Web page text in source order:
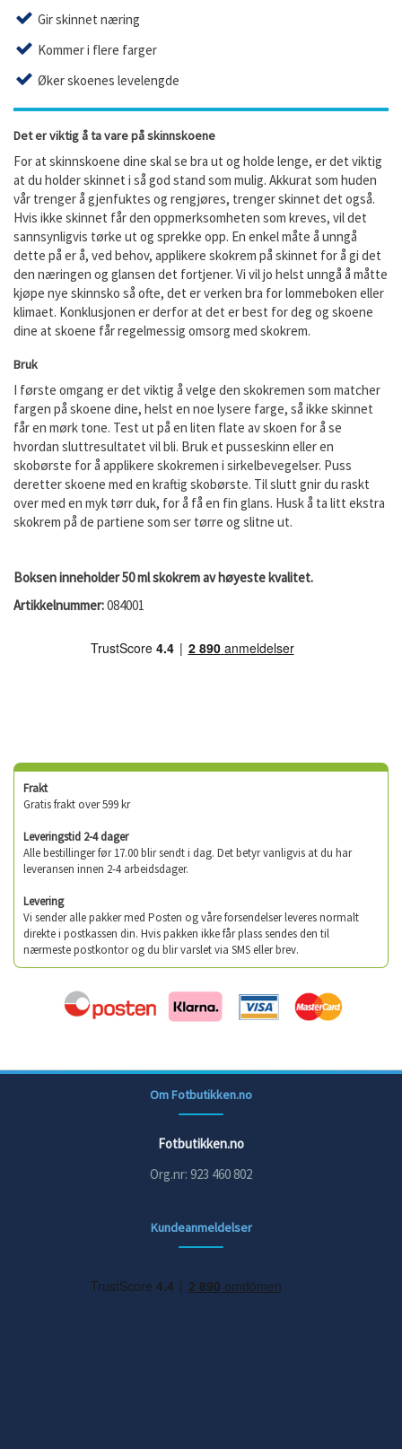
Gir skinnet næring
Kommer i flere farger
Øker skoenes levelengde
Det er viktig å ta vare på skinnskoene
For at skinnskoene dine skal se bra ut og holde lenge, er det viktig
at du holder skinnet i så god stand som mulig. Akkurat som huden
vår trenger å gjenfuktes og rengjøres, trenger skinnet det også.
Hvis ikke skinnet får den oppmerksomheten som kreves, vil det
sannsynligvis tørke ut og sprekke opp. En enkel måte å unngå
dette på er å, ved behov, applikere skokrem på skinnet for å gi det
den næringen og glansen det fortjener. Vi vil jo helst unngå å måtte
kjøpe nye skinnsko så ofte, det er verken bra for lommeboken eller
klimaet. Konklusjonen er derfor at det er best for deg og skoene
dine at skoene får regelmessig omsorg med skokrem.
Bruk
I første omgang er det viktig å velge den skokremen som matcher
fargen på skoene dine, helst en noe lysere farge, så ikke skinnet
får en mørk tone. Test ut på en liten flate av skoen for å se
hvordan sluttresultatet vil bli. Bruk et pusseskinn eller en
skobørste for å applikere skokremen i sirkelbevegelser. Puss
deretter skoene med en kraftig skobørste. Til slutt gnir du raskt
over med en myk tørr duk, for å få en fin glans. Husk å ta litt ekstra
skokrem på de partiene som ser tørre og slitne ut.
Boksen inneholder 50 ml skokrem av høyeste kvalitet.
Artikkelnummer:084001
Frakt
Gratis frakt over 599 kr
Leveringstid 2-4 dager
Alle bestillinger før 17.00 blir sendt i dag. Det betyr vanligvis at du har
leveransen innen 2-4 arbeidsdager.
Levering
Vi sender alle pakker med Posten og våre forsendelser leveres normalt
direkte i postkassen din. Hvis pakken ikke får plass sendes den til
nærmeste postkontor og du blir varslet via SMS eller brev.
Om Fotbutikken.no
Fotbutikken.no
Org.nr: 923 460 802
Kundeanmeldelser